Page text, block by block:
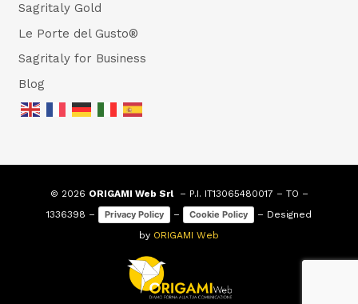
Sagritaly Gold
Le Porte del Gusto®
Sagritaly for Business
Blog
© 2026 ORIGAMI Web Srl– P.I. IT13065480017 – TO –
1336398 –
Privacy Policy – Cookie Policy
– Designed
by ORIGAMI Web